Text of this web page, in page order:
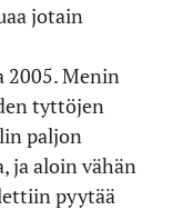
jotain
2005. Menin
tyttöjen
paljon
ja aloin vähän
pyytää